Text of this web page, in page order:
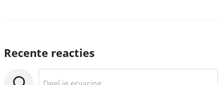
Recente reacties